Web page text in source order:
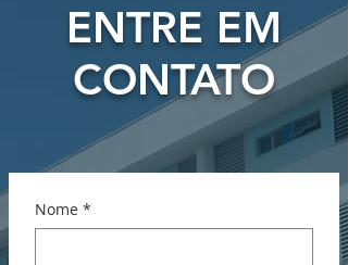
ENTRE EM
CONTATO
Nome *